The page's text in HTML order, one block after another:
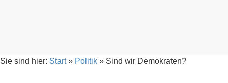
Sie sind hier: Start» Politik » Sind wir Demokraten?